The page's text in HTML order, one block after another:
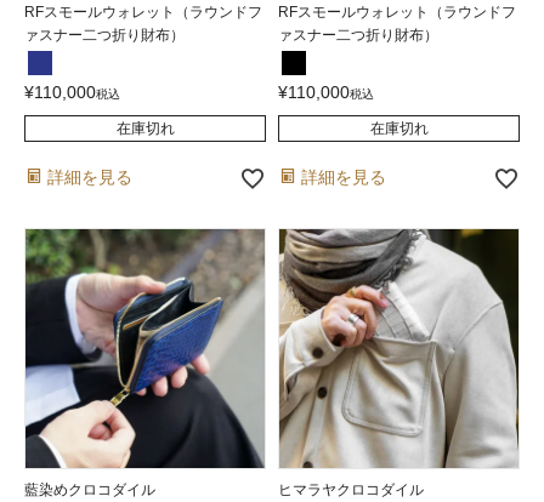
RFスモールウォレット（ラウンドフ
ァスナー二つ折り財布）
¥110,000税込
在庫切れ
詳細を見る
RFスモールウォレット（ラウンドフ
ァスナー二つ折り財布）
¥110,000税込
在庫切れ
詳細を見る
藍染めクロコダイル ヒマラヤクロコダイル